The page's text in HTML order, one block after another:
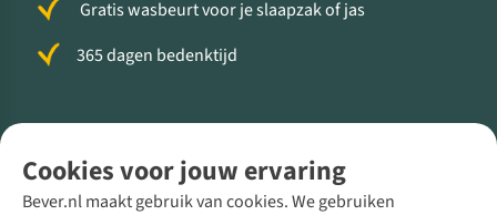
Cookies voor jouw ervaring
Bever.nl maakt gebruik van cookies. We gebruiken
Gratis wasbeurt voor je slaapzak of jas
365 dagen bedenktijd